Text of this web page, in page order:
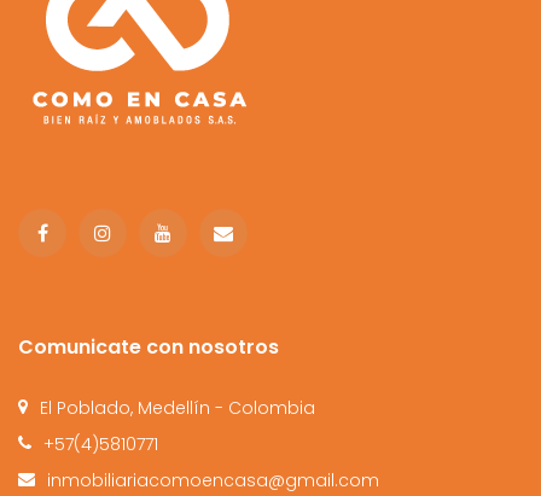
Comunicate con nosotros
El Poblado, Medellín - Colombia
+57(4)5810771
inmobiliariacomoencasa@gmail.com